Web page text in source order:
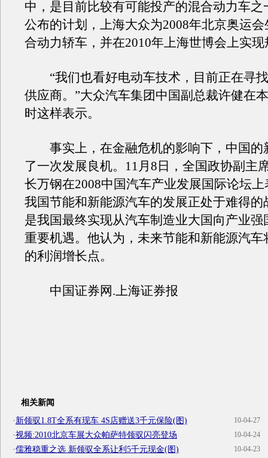
中，是目前比较有可能投产的混合动力车之
公布的计划，上海大众为2008年北京奥运会
合动力轿车，并在2010年上海世博会上实
“我们也看好电动车技术，目前正在寻
供应商。”大众汽车集团中国副总裁许健在
时这样表示。
事实上，在金融危机的影响下，中国的
了一次发展良机。11月8日，全国政协副主
长万钢在2008中国汽车产业发展国际论坛
我国节能和新能源汽车的发展正处于难得的
是我国最终实现从汽车制造业大国向产业强
重要机遇。他认为，未来节能和新能源汽车
的利润增长点。
中国证券网.上海证券报
相关新闻
10-04-27
·新领驭1.8T全系有现车 4S店赠送3千元保险(图)
10-04-24
·视频:2010北京车展大众帕萨特领驭闪亮登场
10-04-23
·儒雅稳重之选 新领驭全系让利5千元现金(图)